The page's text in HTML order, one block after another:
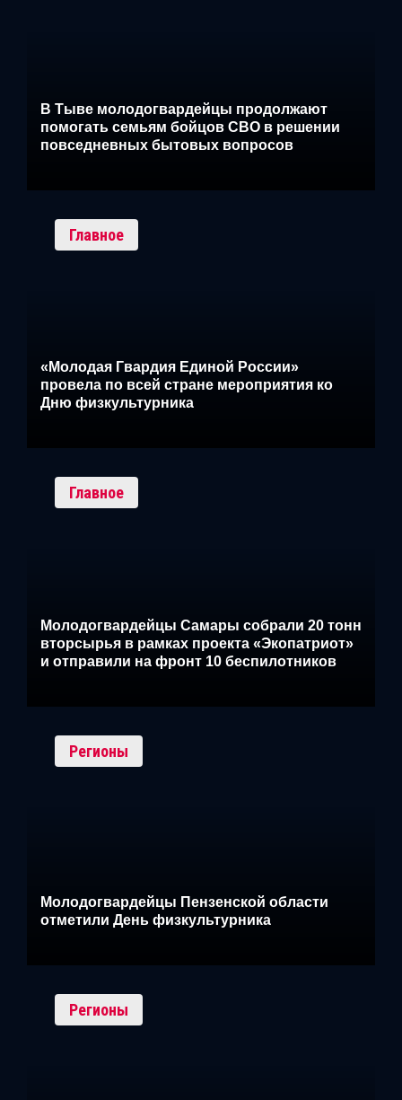
В Тыве молодогвардейцы продолжают
помогать семьям бойцов СВО в решении
повседневных бытовых вопросов
Главное
«Молодая Гвардия Единой России»
провела по всей стране мероприятия ко
Дню физкультурника
Главное
Молодогвардейцы Самары собрали 20 тонн
вторсырья в рамках проекта «Экопатриот»
и отправили на фронт 10 беспилотников
Регионы
Молодогвардейцы Пензенской области
отметили День физкультурника
Регионы